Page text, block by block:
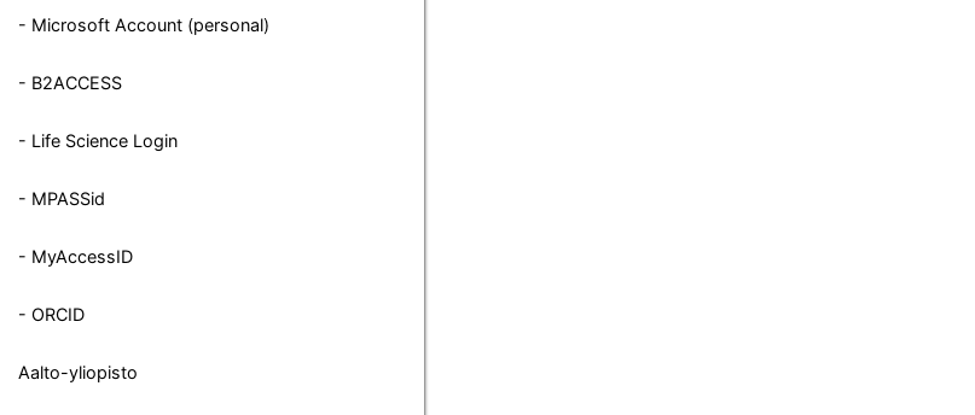
- Microsoft Account (personal)
- B2ACCESS
- Life Science Login
- MPASSid
- MyAccessID
- ORCID
Aalto-yliopisto